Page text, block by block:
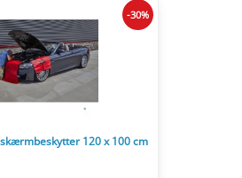
120 x 100 cm
-30%